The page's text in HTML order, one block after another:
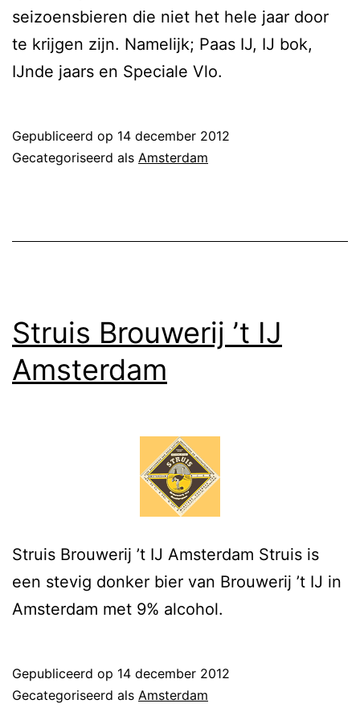
seizoensbieren die niet het hele jaar door
te krijgen zijn. Namelijk; Paas IJ, IJ bok,
IJnde jaars en Speciale Vlo.
Gepubliceerd op 14 december 2012
Gecategoriseerd als Amsterdam
Struis Brouwerij ’t IJ
Amsterdam
Struis Brouwerij ’t IJ Amsterdam Struis is
een stevig donker bier van Brouwerij ’t IJ in
Amsterdam met 9% alcohol.
Gepubliceerd op 14 december 2012
Gecategoriseerd als Amsterdam